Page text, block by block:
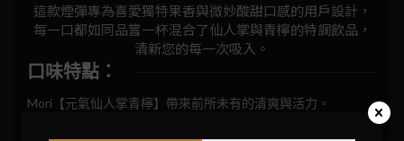
這款煙彈專為喜愛獨特果香與微妙酸甜口感的用戶設計，
每一口都如同品嘗一杯混合了仙人掌與青檸的特調飲品，
清新您的每一次吸入。
口味特點：
Mori【元氣仙人掌青檸】帶來前所未有的清爽與活力。